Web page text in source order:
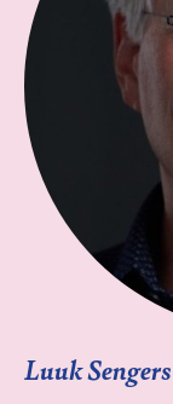
Luuk Sengers